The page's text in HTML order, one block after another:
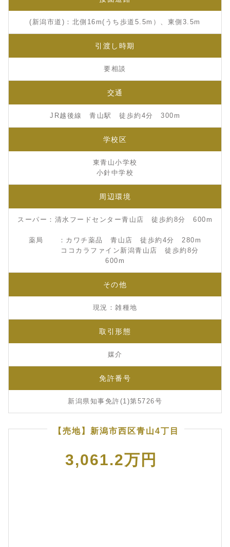
(新潟市道)：北側16m(うち歩道5.5m）、東側3.5m
引渡し時期
要相談
交通
JR越後線 青山駅 徒歩約4分 300m
学校区
東青山小学校
小針中学校
周辺環境
スーパー：清水フードセンター青山店 徒歩約8分 600m
薬局 ：カワチ薬品 青山店 徒歩約4分 280m
ココカラファイン新潟青山店 徒歩約8分
600m
その他
現況：雑種地
取引形態
媒介
免許番号
新潟県知事免許(1)第5726号
【売地】新潟市西区青山4丁目
3,061.2万円